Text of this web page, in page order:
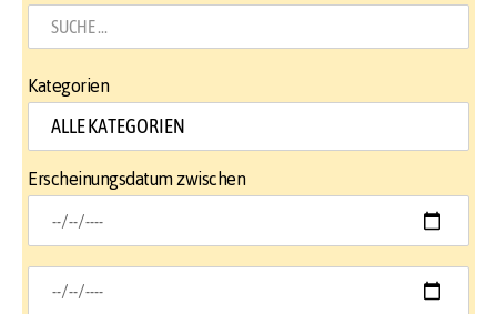
Kategorien
Erscheinungsdatum zwischen